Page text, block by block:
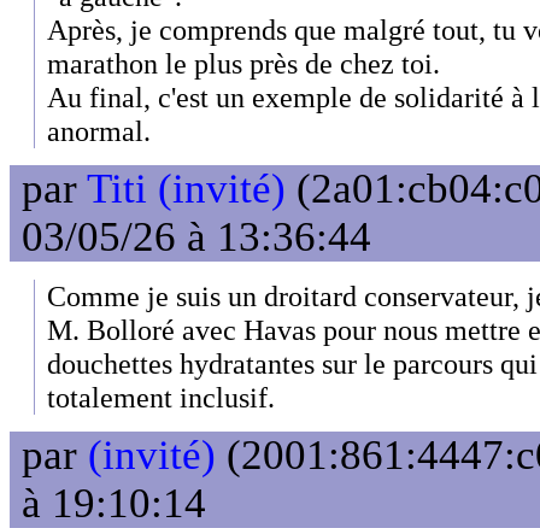
Après, je comprends que malgré tout, tu
marathon le plus près de chez toi.
Au final, c'est un exemple de solidarité à
anormal.
par Titi (invité)
03/05/26 à 13:36:44
Comme je suis un droitard conservateur,
M. Bolloré avec Havas pour nous mettre
douchettes hydratantes sur le parcours
totalement inclusif.
par (invité)
à 19:10:14